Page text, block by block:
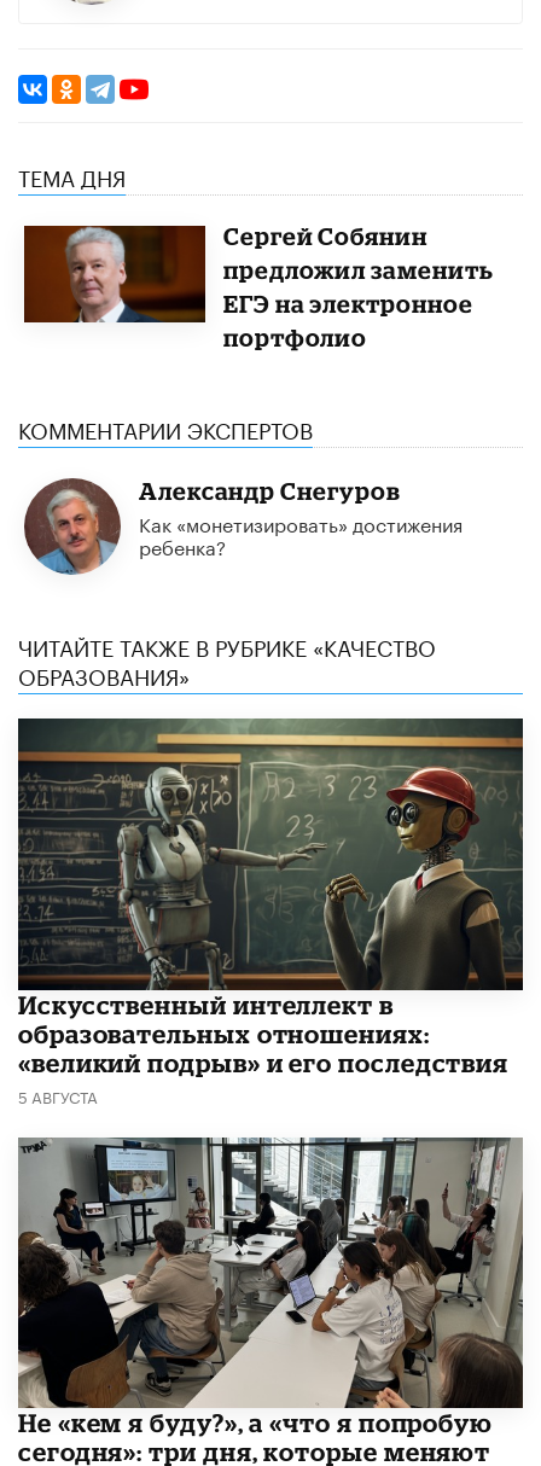
ТЕМА ДНЯ
Сергей Собянин
предложил заменить
ЕГЭ на электронное
портфолио
КОММЕНТАРИИ ЭКСПЕРТОВ
Александр Снегуров
Как «монетизировать» достижения
ребенка?
ЧИТАЙТЕ ТАКЖЕ В РУБРИКЕ «КАЧЕСТВО
ОБРАЗОВАНИЯ»
​Искусственный интеллект в
образовательных отношениях:
«великий подрыв» и его последствия
5 АВГУСТА
Не «кем я буду?», а «что я попробую
сегодня»: три дня, которые меняют